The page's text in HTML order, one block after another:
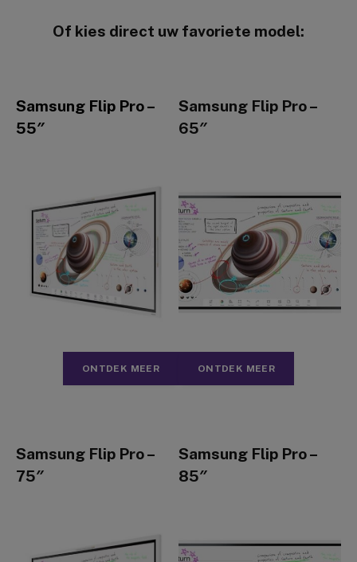
Of kies direct uw favoriete model:
Samsung Flip Pro –
55″
Samsung Flip Pro –
65″
ONTDEK MEER ONTDEK MEER
Samsung Flip Pro –
75″
Samsung Flip Pro –
85″